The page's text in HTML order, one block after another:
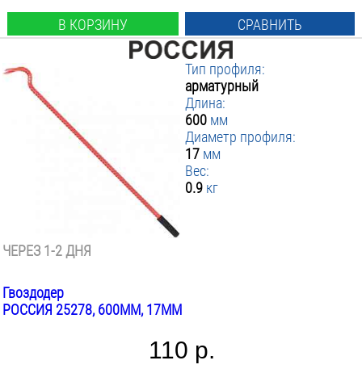
В КОРЗИНУ СРАВНИТЬ
Тип профиля:
арматурный
Длина:
600 мм
Диаметр профиля:
17 мм
Вес:
0.9 кг
ЧЕРЕЗ 1-2 ДНЯ
Гвоздодер
РОССИЯ 25278, 600ММ, 17ММ
110 р.